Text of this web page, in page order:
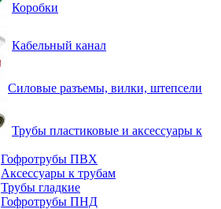
Коробки
Кабельный канал
Силовые разъемы, вилки, штепсели
Трубы пластиковые и аксессуары к
Гофротрубы ПВХ
Аксессуары к трубам
Трубы гладкие
Гофротрубы ПНД